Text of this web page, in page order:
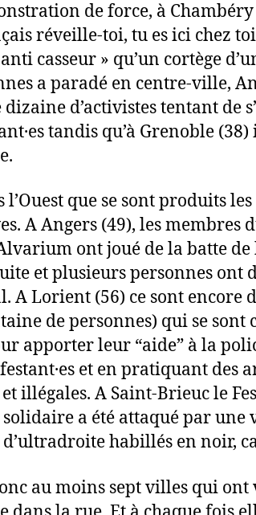
de force, à Chambéry
réveille-toi, tu es ici chez
casseur » qu’un cortège
a paradé en centre-ville,
dizaine d’activistes tentant de
tandis qu’à Grenoble
l’Ouest que se sont produits
A Angers (49), les membres
ont joué de la batte
et plusieurs personnes ont
A Lorient (56) ce sont encore
de personnes) qui se sont
apporter leur “aide” à la
et en pratiquant des
et illégales. A Saint-Brieuc le
a été attaqué par une
habillés en noir,
au moins sept villes qui